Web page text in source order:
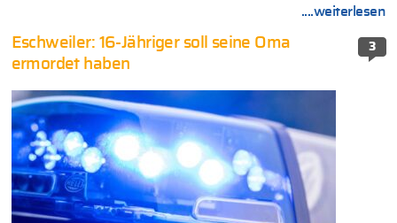
....weiterlesen
3
Eschweiler: 16-Jähriger soll seine Oma
ermordet haben